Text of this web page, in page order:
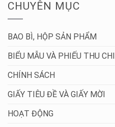
CHUYÊN MỤC
BAO BÌ, HỘP SẢN PHẨM
BIỂU MẪU VÀ PHIẾU THU CHI
CHÍNH SÁCH
GIẤY TIÊU ĐỀ VÀ GIẤY MỜI
HOẠT ĐỘNG